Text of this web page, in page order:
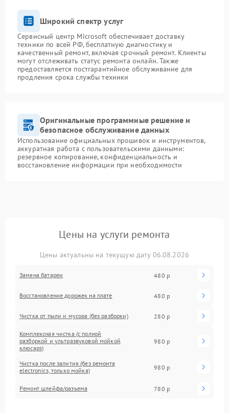
Широкий спектр услуг
Сервисный центр Microsoft обеспечивает доставку
техники по всей РФ, бесплатную диагностику и
качественный ремонт, включая срочный ремонт. Клиенты
могут отслеживать статус ремонта онлайн. Также
предоставляется постгарантийное обслуживание для
продления срока службы техники
Оригинальные программные решение и
безопасное обслуживание данных
Использование официальных прошивок и инструментов,
аккуратная работа с пользовательскими данными:
резервное копирование, конфиденциальность и
восстановление информации при необходимости
Цены на услуги ремонта
Цены актуальны на текущую дату 06.08.2026
Замена батареи 480 р
Восстановление дорожек на плате 480 р
Чистка от пыли и мусора (без разборки) 280 р
Комплексная чистка (с полной
разборкой и ультразвуковой мойкой
клюcaps)
980 р
Чистка после залития (без ремонта
electronics, только мойка)
980 р
Ремонт шлейфа/разъема 780 р